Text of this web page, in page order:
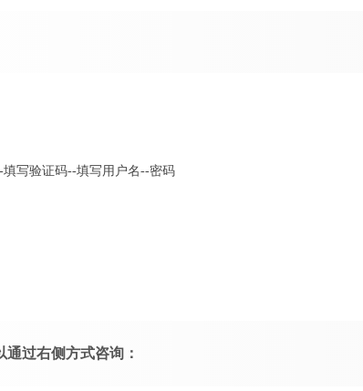
写验证码--填写用户名--密码
过右侧方式咨询：